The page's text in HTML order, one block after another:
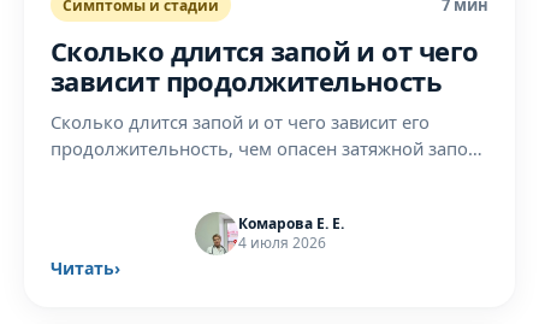
Симптомы и стадии 7 мин
Сколько длится запой и от чего
зависит продолжительность
Сколько длится запой и от чего зависит его
продолжительность, чем опасен затяжной запой
Комарова Е. Е.
4 июля 2026
Читать›